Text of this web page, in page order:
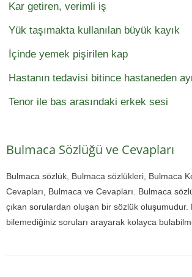
Kar getiren, verimli iş
Yük taşımakta kullanılan büyük kayık
İçinde yemek pişirilen kap
Hastanın tedavisi bitince hastaneden
Tenor ile bas arasındaki erkek sesi
Bulmaca Sözlüğü ve Cevapları
Bulmaca sözlük, Bulmaca sözlükleri, Bulmaca
Cevapları, Bulmaca ve Cevapları. Bulmaca
çıkan sorulardan oluşan bir sözlük oluşumudur.
bilemediğiniz soruları arayarak kolayca